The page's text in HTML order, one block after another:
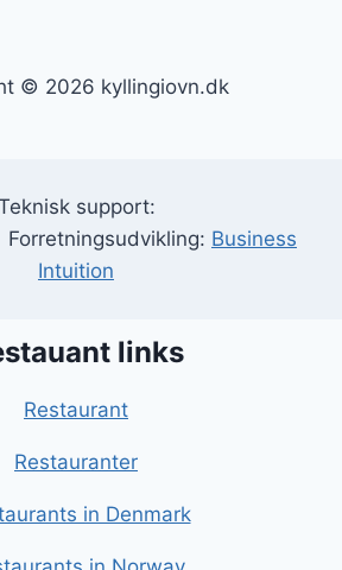
© 2026 kyllingiovn.dk
support:
Business
Intuition
links
Restaurant
Restauranter
in Denmark